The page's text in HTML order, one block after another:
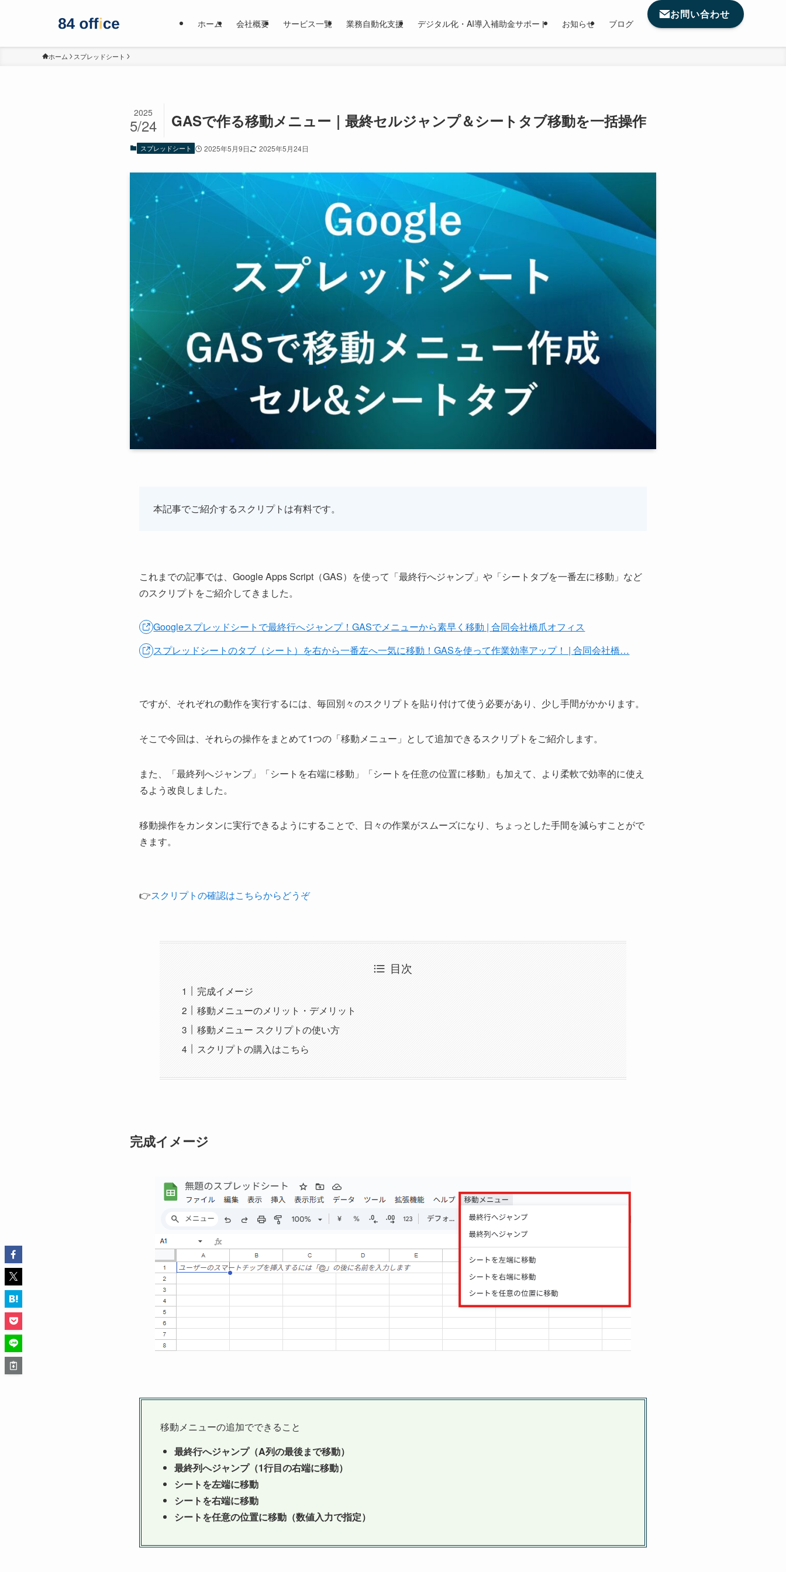
ホーム 会社概要 サービス一覧 業務自動化支援 デジタル化・AI導入補助金サポート お知らせ ブログ
お問い合わせ
ホーム スプレッドシート
GASで作る移動メニュー｜最終セルジャンプ＆シートタブ移動を一括操作
2025
5/24
スプレッドシート 2025年5月9日 2025年5月24日
本記事でご紹介するスクリプトは有料です。
これまでの記事では、Google Apps Script（GAS）を使って「最終行へジャンプ」や「シートタブを一番左に移動」など
のスクリプトをご紹介してきました。
Googleスプレッドシートで最終行へジャンプ！GASでメニューから素早く移動 | 合同会社橋爪オフィス
スプレッドシートのタブ（シート）を右から一番左へ一気に移動！GASを使って作業効率アップ！ | 合同会社橋…
ですが、それぞれの動作を実行するには、毎回別々のスクリプトを貼り付けて使う必要があり、少し手間がかかります。
そこで今回は、それらの操作をまとめて1つの「移動メニュー」として追加できるスクリプトをご紹介します。
また、「最終列へジャンプ」「シートを右端に移動」「シートを任意の位置に移動」も加えて、より柔軟で効率的に使え
るよう改良しました。
移動操作をカンタンに実行できるようにすることで、日々の作業がスムーズになり、ちょっとした手間を減らすことがで
きます。
👉スクリプトの確認はこちらからどうぞ
目次
完成イメージ
移動メニューのメリット・デメリット
移動メニュー スクリプトの使い方
スクリプトの購入はこちら
完成イメージ
移動メニューの追加でできること
最終行へジャンプ（A列の最後まで移動）
最終列へジャンプ（1行目の右端に移動）
シートを左端に移動
シートを右端に移動
シートを任意の位置に移動（数値入力で指定）